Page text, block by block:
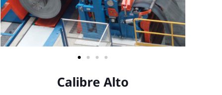
Calibre Alto